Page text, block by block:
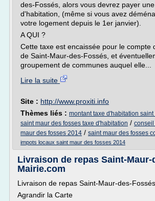
des-Fossés, alors vous devrez payer
d'habitation, (même si vous avez
votre logement depuis le 1er janvier).
A QUI ?
Cette taxe est encaissée pour le compte
de Saint-Maur-des-Fossés, et
groupement de communes auquel elle...
Lire la suite
Site : http://www.proxiti.info
Thèmes liés : montant taxe d'habitation
saint maur des fosses taxe d'habitation /
maur des fosses 2014 / saint maur des fosses
impots locaux saint maur des fosses 2014
Livraison de repas Saint-Maur-
Mairie.com
Livraison de repas Saint-Maur-des-Fossés
Agrandir la Carte